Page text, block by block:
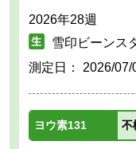
2026年28週
雪印ビーンス
測定日： 2026/07/
ヨウ素131 不